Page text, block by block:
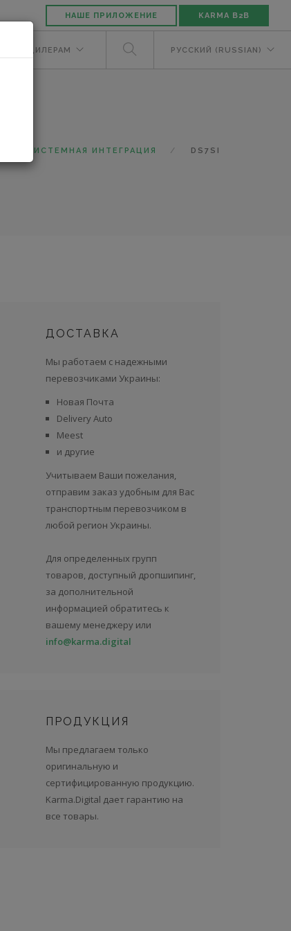
НАШЕ ПРИЛОЖЕНИЕ KARMA B2B
ДИЛЕРАМ РУССКИЙ (RUSSIAN)
СИСТЕМНАЯ ИНТЕГРАЦИЯ DS7SI
ДОСТАВКА
Мы работаем с надежными
перевозчиками Украины:
Новая Почта
Delivery Auto
Meest
и другие
Учитываем Ваши пожелания,
отправим заказ удобным для Вас
транспортным перевозчиком в
любой регион Украины.
Для определенных групп
товаров, доступный дропшипинг,
за дополнительной
информацией обратитесь к
вашему менеджеру или
info@karma.digital
ПРОДУКЦИЯ
Мы предлагаем только
оригинальную и
сертифицированную продукцию.
Karma.Digital дает гарантию на
все товары.